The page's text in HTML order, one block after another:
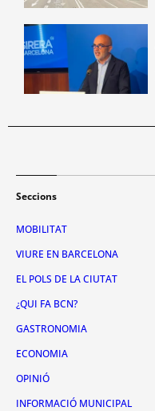
Seccions
MOBILITAT
VIURE EN BARCELONA
EL POLS DE LA CIUTAT
¿QUI FA BCN?
GASTRONOMIA
ECONOMIA
OPINIÓ
INFORMACIÓ MUNICIPAL